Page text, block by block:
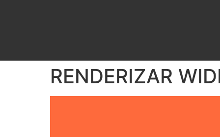
RENDERIZAR